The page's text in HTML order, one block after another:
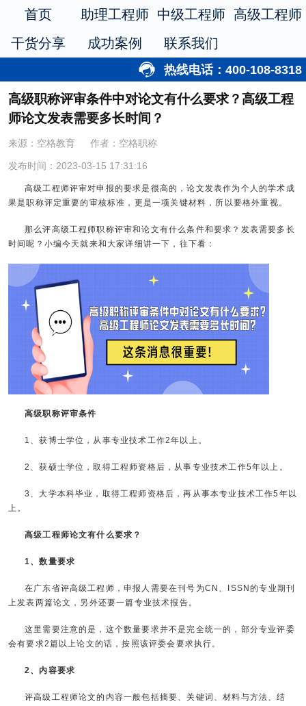
首页 助理工程师 中级工程师 高级工程师
干货分享
成功案例 联系我们
热线电话：400-108-8318
高级职称评审条件中对论文有什么要求？高级工程
师论文发表需要多长时间？
来源：空格教育 作者：空格职称
发布时间：2023-03-15 17:31:16
高级工程师评审对申报的要求是很高的，论文发表作为个人的学术成
果是职称评定重要的审核标准，更是一项关键材料，所以要格外重视。
那么评高级工程师职称评审和论文有什么条件和要求？发表需要多长
时间呢？小编今天就来和大家详细讲一下，往下看：
高级职称评审条件
1、获博士学位，从事专业技术工作2年以上。
2、获硕士学位，取得工程师资格后，从事专业技术工作5年以上。
3、大学本科毕业，取得工程师资格后，再从事本专业技术工作5年以
上。
高级工程师论文有什么要求？
1、数量要求
在广东省评高级工程师，申报人需要在刊号为CN、ISSN的专业期刊
上发表两篇论文，另外还要一篇专业技术报告。
这里需要注意的是，这个数量要求并不是完全统一的，部分专业评委
会有要求2篇以上论文的话，按照该评委会要求执行。
2、内容要求
评高级工程师论文的内容一般包括摘要、关键词、材料与方法、结